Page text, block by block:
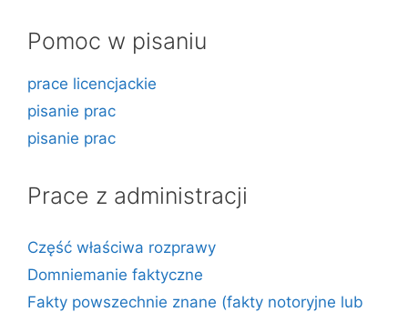
Pomoc w pisaniu
prace licencjackie
pisanie prac
pisanie prac
Prace z administracji
Część właściwa rozprawy
Domniemanie faktyczne
Fakty powszechnie znane (fakty notoryjne lub